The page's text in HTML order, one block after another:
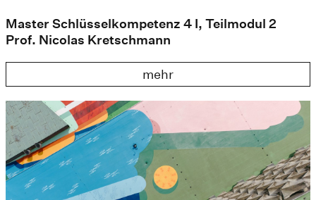
Master Schlüsselkompetenz 4 I, Teilmodul 2
Prof. Nicolas Kretschmann
mehr